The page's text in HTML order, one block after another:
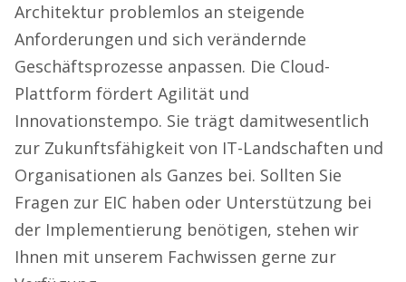
Architektur problemlos an steigende
Anforderungen und sich verändernde
Geschäftsprozesse anpassen. Die Cloud-
Plattform fördert Agilität und
Innovationstempo. Sie trägt damitwesentlich
zur Zukunftsfähigkeit von IT-Landschaften und
Organisationen als Ganzes bei. Sollten Sie
Fragen zur EIC haben oder Unterstützung bei
der Implementierung benötigen, stehen wir
Ihnen mit unserem Fachwissen gerne zur